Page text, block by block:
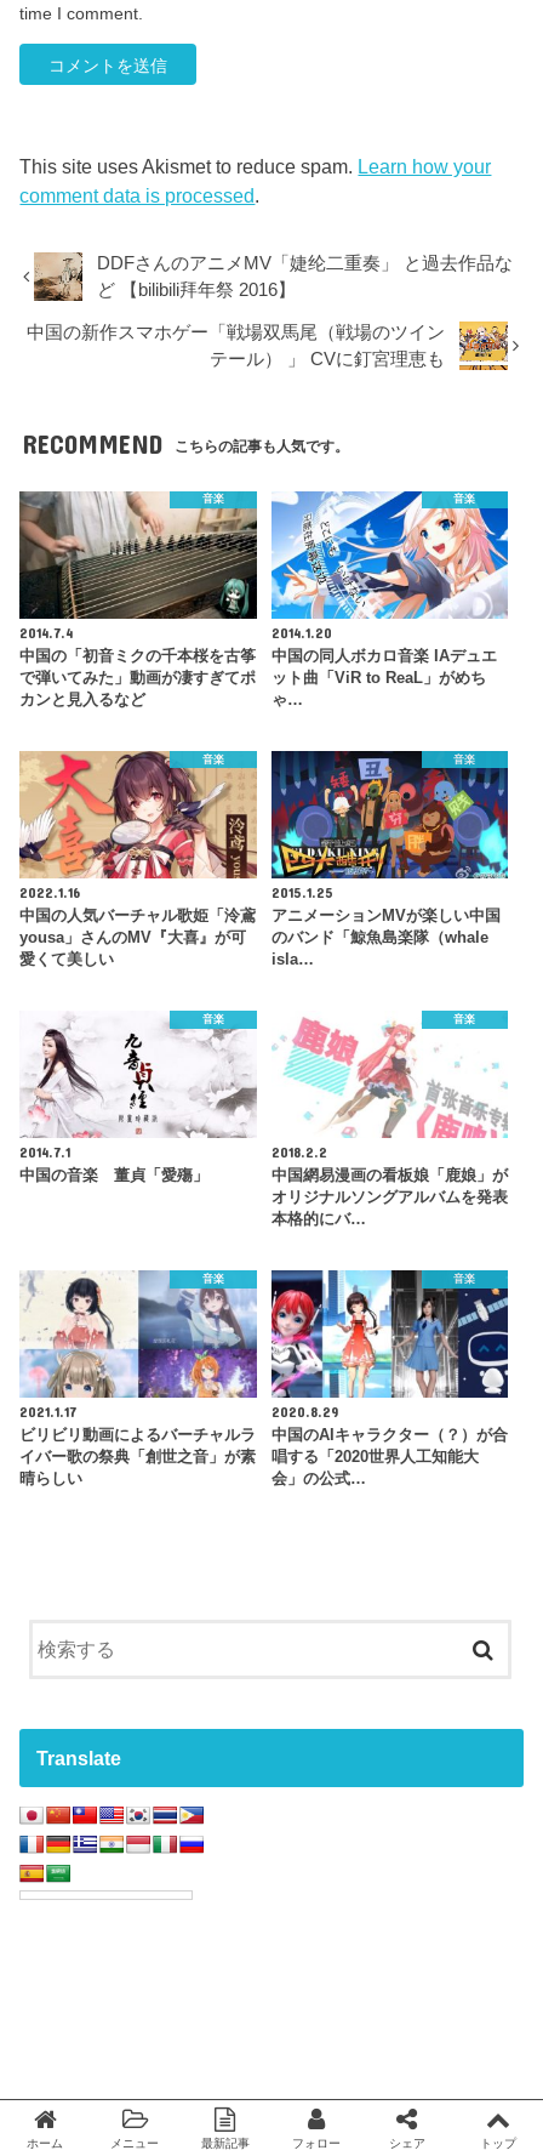
time I comment.
This site uses Akismet to reduce spam. Learn how your
comment data is processed.
DDFさんのアニメMV「婕纶二重奏」 と過去作品な
ど 【bilibili拜年祭 2016】
中国の新作スマホゲー「戦場双馬尾（戦場のツイン
テール） 」 CVに釘宮理恵も
RECOMMEND こちらの記事も人気です。
音楽
2014.7.4
中国の「初音ミクの千本桜を古筝
で弾いてみた」動画が凄すぎてポ
カンと見入るなど
音楽
2014.1.20
中国の同人ボカロ音楽 IAデュエ
ット曲「ViR to ReaL」がめち
ゃ…
音楽
2022.1.16
中国の人気バーチャル歌姫「泠鳶
yousa」さんのMV『大喜』が可
愛くて美しい
音楽
2015.1.25
アニメーションMVが楽しい中国
のバンド「鯨魚島楽隊（whale
isla…
音楽
2014.7.1
中国の音楽 董貞「愛殤」
音楽
2018.2.2
中国網易漫画の看板娘「鹿娘」が
オリジナルソングアルバムを発表
本格的にバ…
音楽
2021.1.17
ビリビリ動画によるバーチャルラ
イバー歌の祭典「創世之音」が素
晴らしい
音楽
2020.8.29
中国のAIキャラクター（？）が合
唱する「2020世界人工知能大
会」の公式…
Translate
ホーム メニュー 最新記事 フォロー シェア トップ
Twitter facebook